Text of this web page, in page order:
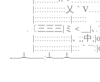
|:::::::::::::乂｀
|:::::::::::::::|::::::
.〔三三三|ミ＜__|､
|:::::::::::::::|､ ;;中
|:::::::::::::::|:::｀¨¨:|o
|